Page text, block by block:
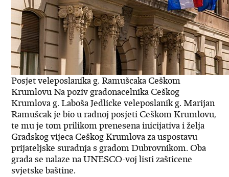
Posjet veleposlanika g. Ramušcaka Ceškom
Krumlovu Na poziv gradonacelnika Ceškog
Krumlova g. Laboša Jedlicke veleposlanik g. Marijan
Ramušcak je bio u radnoj posjeti Ceškom Krumlovu,
te mu je tom prilikom prenesena inicijativa i želja
Gradskog vijeca Ceškog Krumlova za uspostavu
prijateljske suradnja s gradom Dubrovnikom. Oba
grada se nalaze na UNESCO-voj listi zašticene
svjetske baštine.